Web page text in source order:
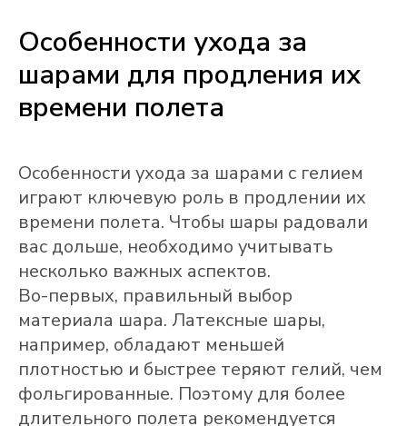
Особенности ухода за
шарами для продления их
времени полета
Особенности ухода за шарами с гелием
играют ключевую роль в продлении их
времени полета. Чтобы шары радовали
вас дольше, необходимо учитывать
несколько важных аспектов.
Во-первых, правильный выбор
материала шара. Латексные шары,
например, обладают меньшей
плотностью и быстрее теряют гелий, чем
фольгированные. Поэтому для более
длительного полета рекомендуется